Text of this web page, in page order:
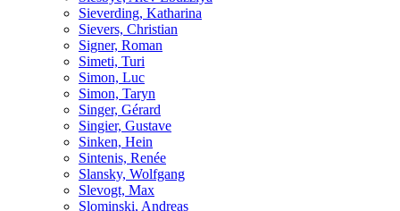
Sieverding, Katharina
Sievers, Christian
Signer, Roman
Simeti, Turi
Simon, Luc
Simon, Taryn
Singer, Gérard
Singier, Gustave
Sinken, Hein
Sintenis, Renée
Slansky, Wolfgang
Slevogt, Max
Slominski, Andreas